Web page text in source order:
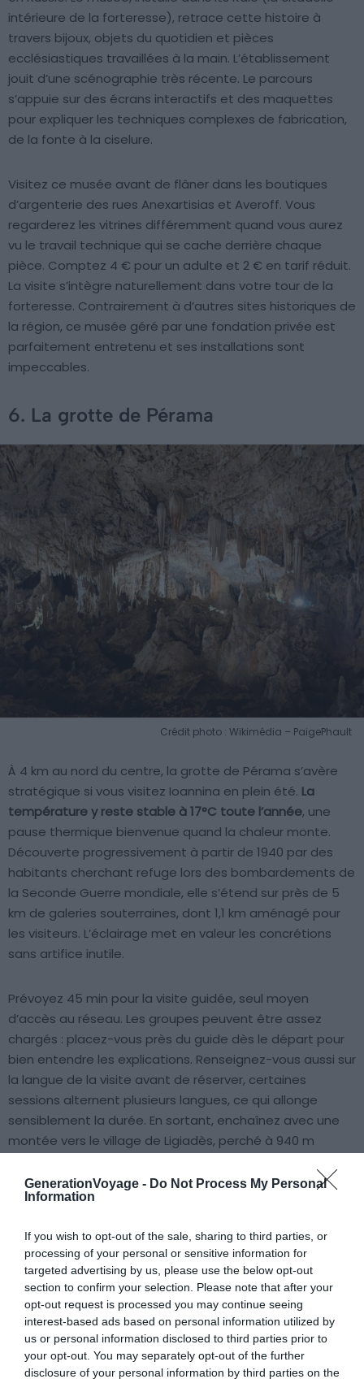
GenerationVoyage - Do Not Process My Personal
Information
If you wish to opt-out of the sale, sharing to third parties, or
processing of your personal or sensitive information for
targeted advertising by us, please use the below opt-out
section to confirm your selection. Please note that after your
opt-out request is processed you may continue seeing
interest-based ads based on personal information utilized by
us or personal information disclosed to third parties prior to
your opt-out. You may separately opt-out of the further
disclosure of your personal information by third parties on the
intérieure de la forteresse), retrace cette histoire à
travers bijoux, objets du quotidien et pièces
ecclésiastiques travaillées à la main. L’établissement
jouit d’une scénographie très récente. Le parcours
s’appuie sur des écrans interactifs et des maquettes
pour expliquer les techniques complexes de fabrication,
de la fonte à la ciselure.
Visitez ce musée avant de flâner dans les boutiques
d’argenterie des rues Anexartisias et Averoff. Vous
regarderez les vitrines différemment quand vous aurez
vu le travail technique qui se cache derrière chaque
pièce. Comptez 4 € pour un adulte et 2 € en tarif réduit.
La visite s’intègre naturellement dans votre tour de la
forteresse. Contrairement à d’autres sites historiques de
la région, ce musée géré par une fondation privée est
parfaitement entretenu et ses installations sont
impeccables.
6. La grotte de Pérama
Crédit photo : Wikimédia – PaigePhault
À 4 km au nord du centre, la grotte de Pérama s’avère
stratégique si vous visitez Ioannina en plein été. La
température y reste stable à 17°C toute l’année, une
pause thermique bienvenue quand la chaleur monte.
Découverte progressivement à partir de 1940 par des
habitants cherchant refuge lors des bombardements de
la Seconde Guerre mondiale, elle s’étend sur près de 5
km de galeries souterraines, dont 1,1 km aménagé pour
les visiteurs. L’éclairage met en valeur les concrétions
sans artifice inutile.
Prévoyez 45 min pour la visite guidée, seul moyen
d’accès au réseau. Les groupes peuvent être assez
chargés : placez-vous près du guide dès le départ pour
bien entendre les explications. Renseignez-vous aussi sur
la langue de la visite avant de réserver, certaines
sessions alternent plusieurs langues, ce qui allonge
sensiblement la durée. En sortant, enchaînez avec une
montée vers le village de Ligiadès, perché à 940 m
Pamvotida. Il vous faudra prendre votre voiture car il
n’existe pas de transport en commun efficace depuis le
7. Le site antique de Dodone